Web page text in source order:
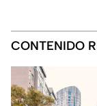
CONTENIDO